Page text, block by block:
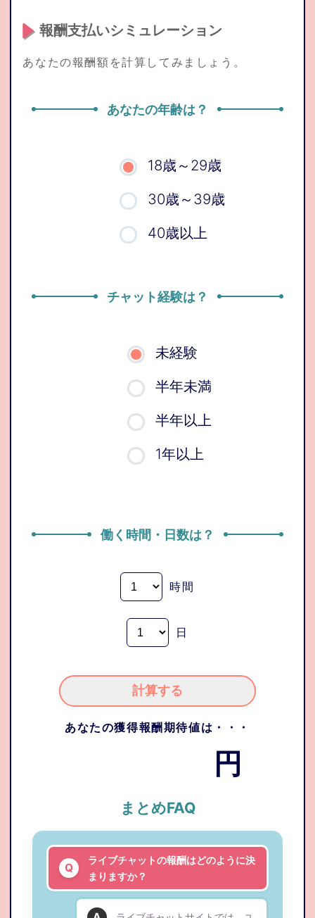
報酬支払いシミュレーション
あなたの報酬額を計算してみましょう。
あなたの年齢は？
18歳～29歳
30歳～39歳
40歳以上
チャット経験は？
未経験
半年未満
半年以上
1年以上
働く時間・日数は？
時間
日
計算する
あなたの獲得報酬期待値は・・・
円
まとめFAQ
ライブチャットの報酬はどのように決
まりますか？